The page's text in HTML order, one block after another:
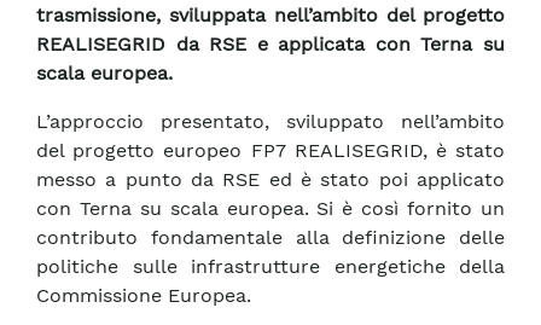
trasmissione, sviluppata nell’ambito del progetto
REALISEGRID da RSE e applicata con Terna su
scala europea.
L’approccio presentato, sviluppato nell’ambito
del progetto europeo FP7 REALISEGRID, è stato
messo a punto da RSE ed è stato poi applicato
con Terna su scala europea. Si è così fornito un
contributo fondamentale alla definizione delle
politiche sulle infrastrutture energetiche della
Commissione Europea.